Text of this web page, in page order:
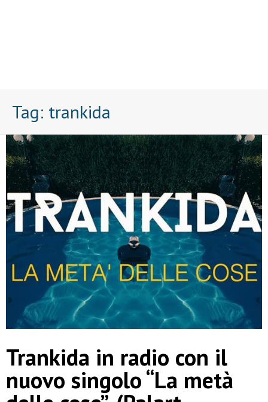
Tag: trankida
Trankida in radio con il
nuovo singolo “La metà